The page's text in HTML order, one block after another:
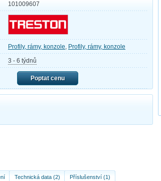
101009607
Profily, rámy, konzole, Profily, rámy, konzole
3 - 6 týdnů
Poptat cenu
Technická data (2) Příslušenství (1)